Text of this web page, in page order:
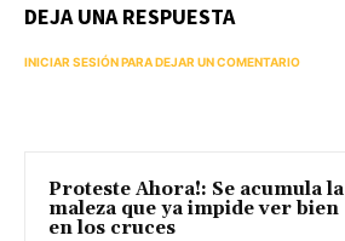
DEJA UNA RESPUESTA
INICIAR SESIÓN PARA DEJAR UN COMENTARIO
Proteste Ahora!: Se acumula la
maleza que ya impide ver bien
en los cruces